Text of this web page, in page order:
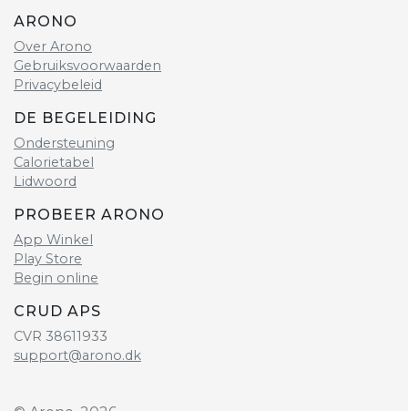
ARONO
Over Arono
Gebruiksvoorwaarden
Privacybeleid
DE BEGELEIDING
Ondersteuning
Calorietabel
Lidwoord
PROBEER ARONO
App Winkel
Play Store
Begin online
CRUD APS
CVR 38611933
support@arono.dk